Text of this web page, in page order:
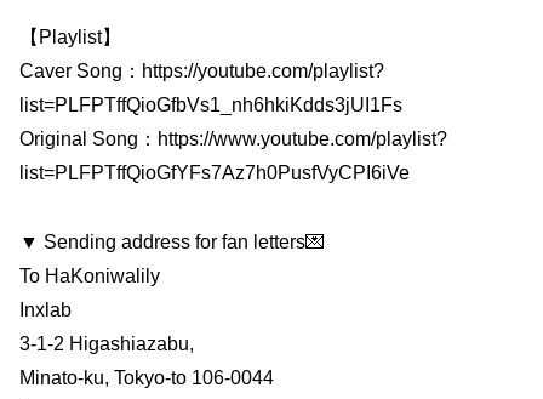
【Playlist】
Caver Song：https://youtube.com/playlist?
list=PLFPTffQioGfbVs1_nh6hkiKdds3jUI1Fs
Original Song：https://www.youtube.com/playlist?
list=PLFPTffQioGfYFs7Az7h0PusfVyCPI6iVe
▼ Sending address for fan letters💌
To HaKoniwalily
Inxlab
3-1-2 Higashiazabu,
Minato-ku, Tokyo-to 106-0044